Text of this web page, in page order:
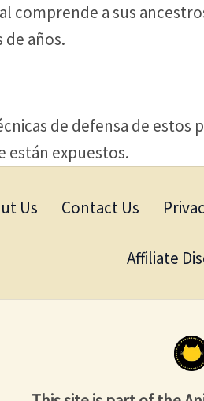
comprende a sus
años.
de defensa de estos
están expuestos.
Us Contact Us
Affiliate